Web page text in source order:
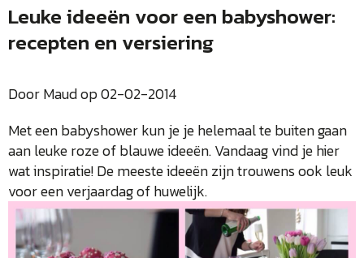
Leuke ideeën voor een babyshower:
recepten en versiering
Door Maud op 02-02-2014
Met een babyshower kun je je helemaal te buiten gaan
aan leuke roze of blauwe ideeën. Vandaag vind je hier
wat inspiratie! De meeste ideeën zijn trouwens ook leuk
voor een verjaardag of huwelijk.